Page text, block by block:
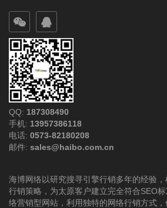
QQ: 187308490
手机: 13957386118
电话: 0573-82180208
邮件: sales@haibo.com.cn
海博网络以研究搜寻引擎行销多年的经验
行销策略，为太原客户建立完全符合SEO
络营销型网站，利用独特的网络行销方式